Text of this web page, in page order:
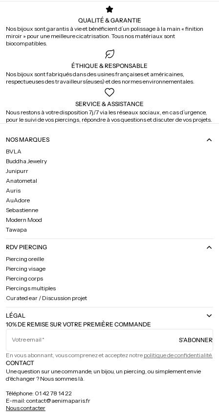
QUALITÉ & GARANTIE
Nos bijoux sont garantis à vie et bénéficient d’un polissage à la main « finition
miroir » pour une meilleure cicatrisation. Tous nos matériaux sont
biocompatibles.
ÉTHIQUE & RESPONSABLE
Nos bijoux sont fabriqués dans des usines françaises et américaines,
respectueuses des travailleurs(euses) et des normes environnementales.
SERVICE & ASSISTANCE
Nous restons à votre disposition 7j/7 via les réseaux sociaux, en cas d’urgence,
pour le suivi de vos piercings, répondre à vos questions et discuter de vos projets.
10% DE REMISE SUR VOTRE PREMIÈRE COMMANDE
Votre email S'ABONNER
En vous abonnant, vous comprenez et acceptez notre politique de confidentialité.
NOS MARQUES
BVLA
Buddha Jewelry
Junipurr
Anatometal
Auris
AuAdore
Sebastienne
Modern Mood
Tawapa
RDV PIERCING
Piercing oreille
Piercing visage
Piercing corps
Piercings multiples
Curated ear / Discussion projet
LÉGAL
CONTACT
Une question sur une commande, un bijou, un piercing, ou simplement envie
d'échanger ? Nous sommes là.
Téléphone: 01 42 78 14 22
E-mail: contact@aenimaparis.fr
Nous contacter